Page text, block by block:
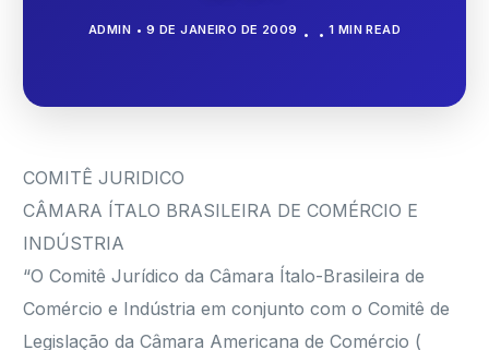
ADMIN 9 DE JANEIRO DE 2009 1 MIN READ
COMITÊ JURIDICO
CÂMARA ÍTALO BRASILEIRA DE COMÉRCIO E
INDÚSTRIA
“O Comitê Jurídico da Câmara Ítalo-Brasileira de
Comércio e Indústria em conjunto com o Comitê de
Legislação da Câmara Americana de Comércio (